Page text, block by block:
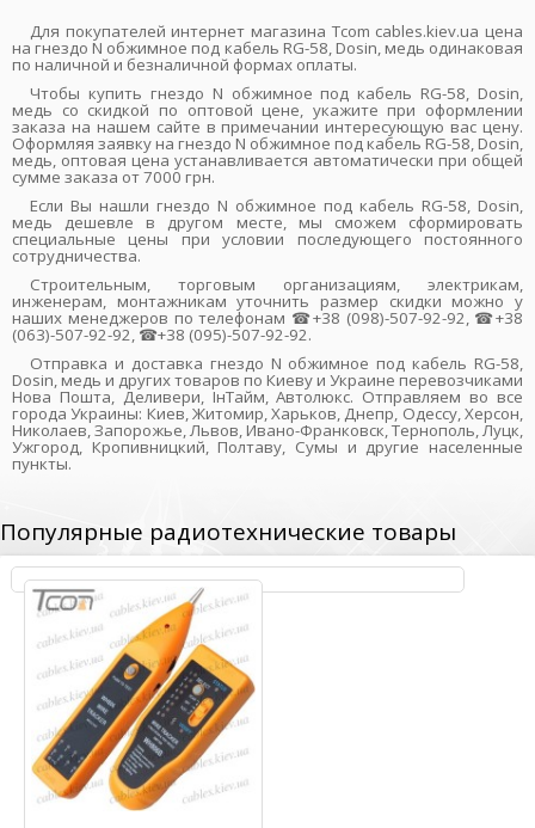
Для покупателей интернет магазина Tcom cables.kiev.ua цена
на гнездо N обжимное под кабель RG-58, Dosin, медь одинаковая
по наличной и безналичной формах оплаты.
Чтобы купить гнездо N обжимное под кабель RG-58, Dosin,
медь со скидкой по оптовой цене, укажите при оформлении
заказа на нашем сайте в примечании интересующую вас цену.
Оформляя заявку на гнездо N обжимное под кабель RG-58, Dosin,
медь, оптовая цена устанавливается автоматически при общей
сумме заказа от 7000 грн.
Если Вы нашли гнездо N обжимное под кабель RG-58, Dosin,
медь дешевле в другом месте, мы сможем сформировать
специальные цены при условии последующего постоянного
сотрудничества.
Строительным, торговым организациям, электрикам,
инженерам, монтажникам уточнить размер скидки можно у
наших менеджеров по телефонам ☎+38 (098)-507-92-92, ☎+38
(063)-507-92-92, ☎+38 (095)-507-92-92.
Отправка и доставка гнездо N обжимное под кабель RG-58,
Dosin, медь и других товаров по Киеву и Украине перевозчиками
Нова Пошта, Деливери, ІнТайм, Автолюкс. Отправляем во все
города Украины: Киев, Житомир, Харьков, Днепр, Одессу, Херсон,
Николаев, Запорожье, Львов, Ивано-Франковск, Тернополь, Луцк,
Ужгород, Кропивницкий, Полтаву, Сумы и другие населенные
пункты.
Популярные радиотехнические товары